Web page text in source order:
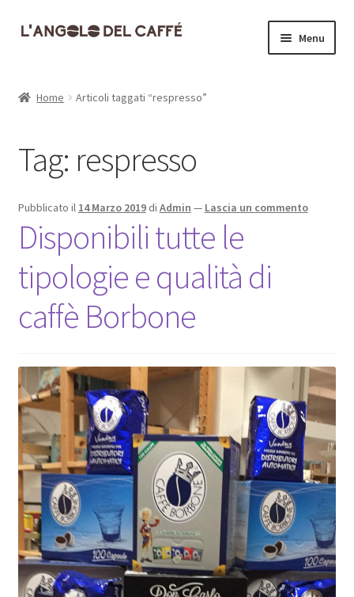
Vai
Vai
Menu
Cassa
Contatti
Dove siamo
Il mio account
Informativa Privacy
Marchi
Shop
Home Articoli taggati “respresso”
Tag: respresso
Pubblicato il 14 Marzo 2019 di Admin — Lascia un commento
Disponibili tutte le
tipologie e qualità di
caffè Borbone